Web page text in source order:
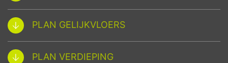
PLAN GELIJKVLOERS
PLAN VERDIEPING